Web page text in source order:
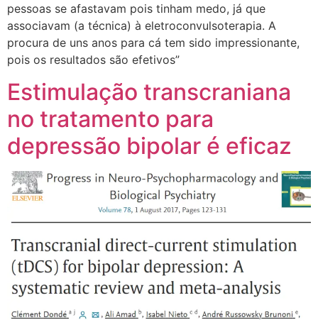
pessoas se afastavam pois tinham medo, já que
associavam (a técnica) à eletroconvulsoterapia. A
procura de uns anos para cá tem sido impressionante,
pois os resultados são efetivos”
Estimulação transcraniana
no tratamento para
depressão bipolar é eficaz